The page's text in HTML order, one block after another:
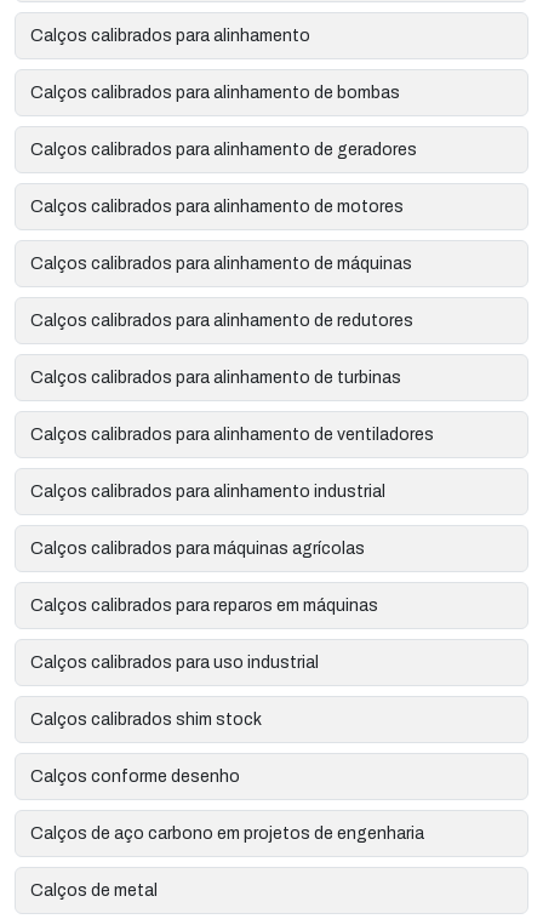
Calços calibrados para alinhamento
Calços calibrados para alinhamento de bombas
Calços calibrados para alinhamento de geradores
Calços calibrados para alinhamento de motores
Calços calibrados para alinhamento de máquinas
Calços calibrados para alinhamento de redutores
Calços calibrados para alinhamento de turbinas
Calços calibrados para alinhamento de ventiladores
Calços calibrados para alinhamento industrial
Calços calibrados para máquinas agrícolas
Calços calibrados para reparos em máquinas
Calços calibrados para uso industrial
Calços calibrados shim stock
Calços conforme desenho
Calços de aço carbono em projetos de engenharia
Calços de metal